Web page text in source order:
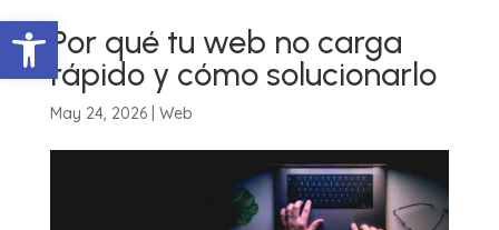
Abrir barra de herramientas
Por qué tu web no carga
rápido y cómo solucionarlo
May 24, 2026| Web